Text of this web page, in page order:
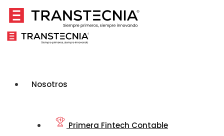
Nosotros
Primera Fintech Contable